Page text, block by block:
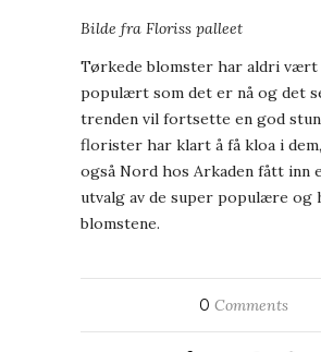
Bilde fra Floriss palleet
Tørkede blomster har aldri vært
populært som det er nå og det
trenden vil fortsette en god
florister har klart å få kloa i
også Nord hos Arkaden fått inn
utvalg av de super populære og
blomstene.
0 Comments